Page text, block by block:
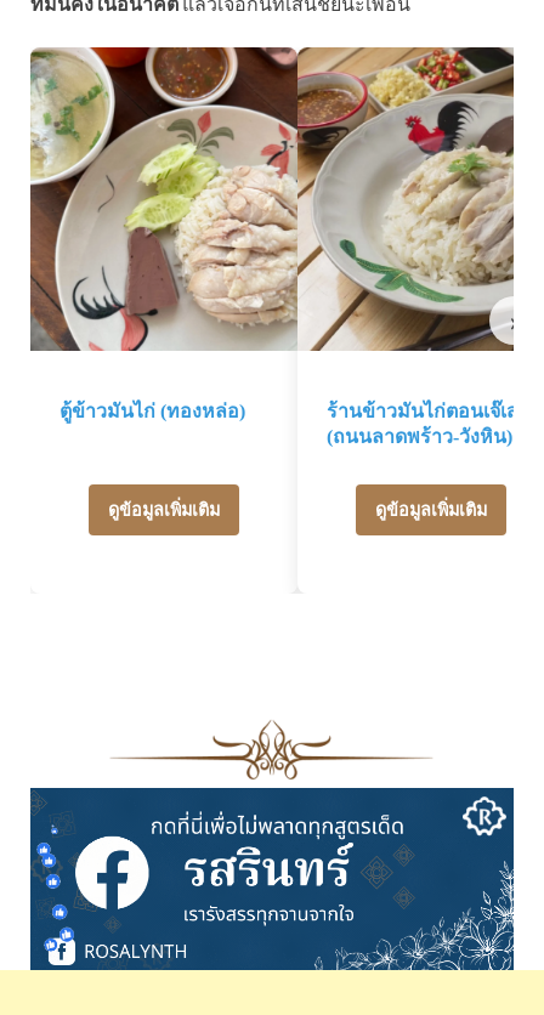
›
ตู้ข้าวมันไก่ (ทองหล่อ)
ดูข้อมูลเพิ่มเติม
ร้านข้าวมันไก่ตอนเจ๊เส่ย
(ถนนลาดพร้าว-วังหิน)
ดูข้อมูลเพิ่มเติม